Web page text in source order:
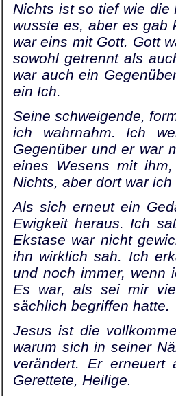
Nichts ist so tief wie die
wusste es, aber es gab
war eins mit Gott. Gott
sowohl getrennt als
war auch ein
ein Ich.
Seine schweigende,
ich wahrnahm. Ich
Gegenüber und er war
eines Wesens mit
Nichts, aber dort war
Als sich erneut ein
Ewigkeit heraus. Ich
Ekstase war nicht
ihn wirklich sah. Ich
und noch immer, wenn
Es war, als sei mir
sächlich begriffen hatte.
Jesus ist die
warum sich in seiner
verändert. Er
Gerettete, Heilige.